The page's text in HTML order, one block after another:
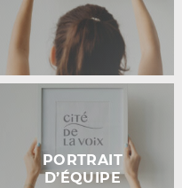
PORTRAIT
D’ÉQUIPE